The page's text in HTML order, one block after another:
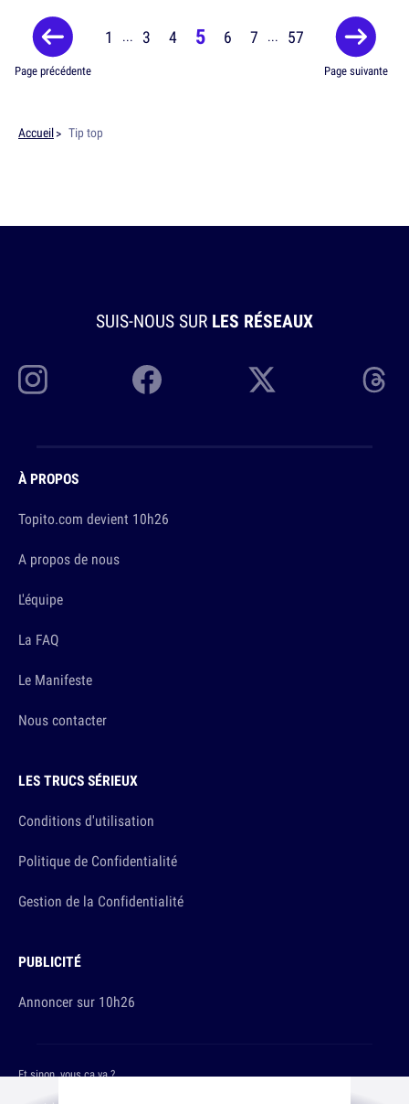
Page précédente
1 ... 3 4 5 6 7 ... 57
Page suivante
Accueil Tip top
SUIS-NOUS SUR LES RÉSEAUX
À PROPOS
Topito.com devient 10h26
A propos de nous
L'équipe
La FAQ
Le Manifeste
Nous contacter
LES TRUCS SÉRIEUX
Conditions d'utilisation
Politique de Confidentialité
Gestion de la Confidentialité
PUBLICITÉ
Annoncer sur 10h26
Et sinon, vous ça va ?